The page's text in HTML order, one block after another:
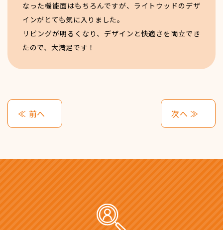
なった機能面はもちろんですが、ライトウッドのデザ
インがとても気に入りました。
リビングが明るくなり、デザインと快適さを両立でき
たので、大満足です！
≪ 前へ 次へ ≫